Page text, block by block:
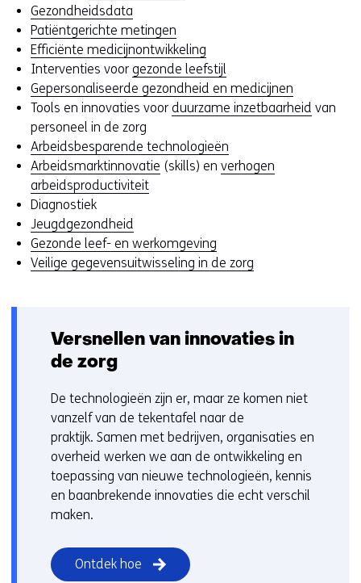
e
e
n
v
a
g
s
e
e
?
Gezondheidsdata
Patiëntgerichte metingen
Efficiënte medicijnontwikkeling
Interventies voor gezonde leefstijl
Gepersonaliseerde gezondheid en medicijnen
Tools en innovaties voor duurzame inzetbaarheid van
personeel in de zorg
Arbeidsbesparende technologieën
Arbeidsmarktinnovatie (skills) en verhogen
arbeidsproductiviteit
Diagnostiek
Jeugdgezondheid
Gezonde leef- en werkomgeving
Veilige gegevensuitwisseling in de zorg
Versnellen van innovaties in
de zorg
De technologieën zijn er, maar ze komen niet
vanzelf van de tekentafel naar de
praktijk. Samen met bedrijven, organisaties en
overheid werken we aan de ontwikkeling en
toepassing van nieuwe technologieën, kennis
en baanbrekende innovaties die echt verschil
maken.
Ontdek hoe